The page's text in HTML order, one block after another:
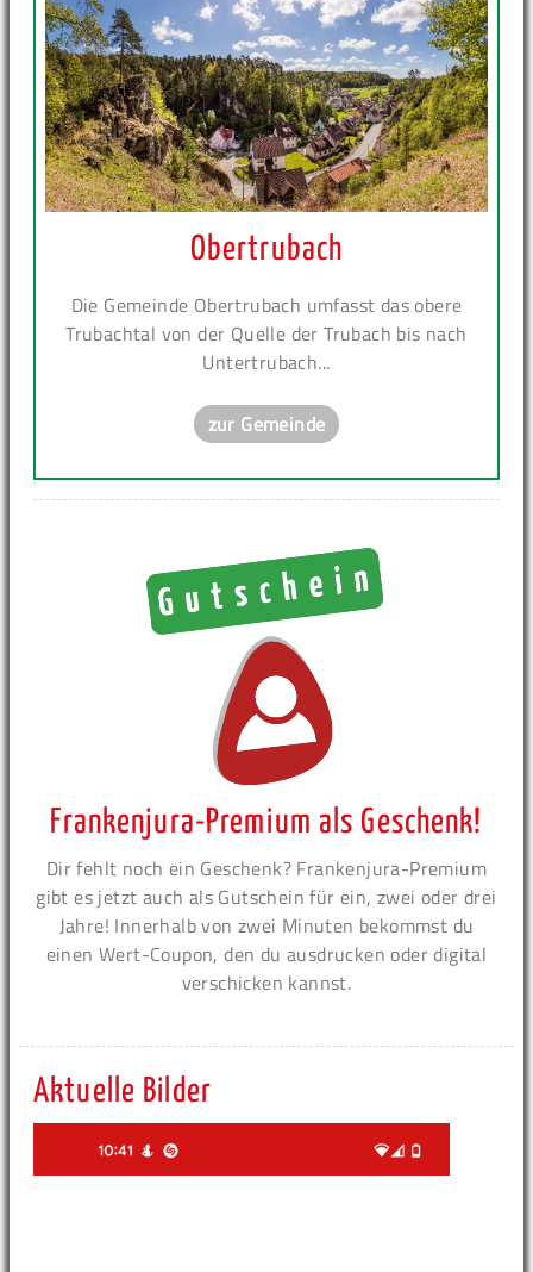
Obertrubach
Die Gemeinde Obertrubach umfasst das obere
Trubachtal von der Quelle der Trubach bis nach
Untertrubach...
zur Gemeinde
Frankenjura-Premium als Geschenk!
Dir fehlt noch ein Geschenk? Frankenjura-Premium
gibt es jetzt auch als Gutschein für ein, zwei oder drei
Jahre! Innerhalb von zwei Minuten bekommst du
einen Wert-Coupon, den du ausdrucken oder digital
verschicken kannst.
Aktuelle Bilder